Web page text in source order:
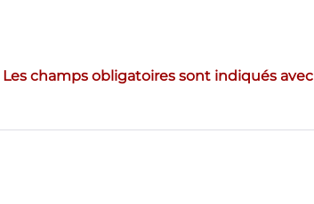
Les champs obligatoires sont indiqués avec